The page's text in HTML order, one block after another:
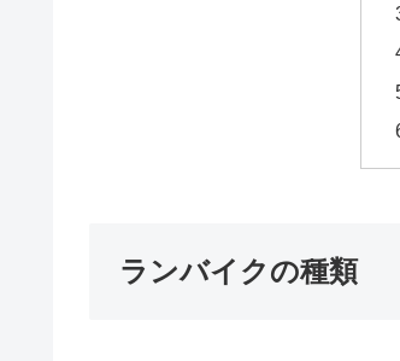
ランバイクの種類